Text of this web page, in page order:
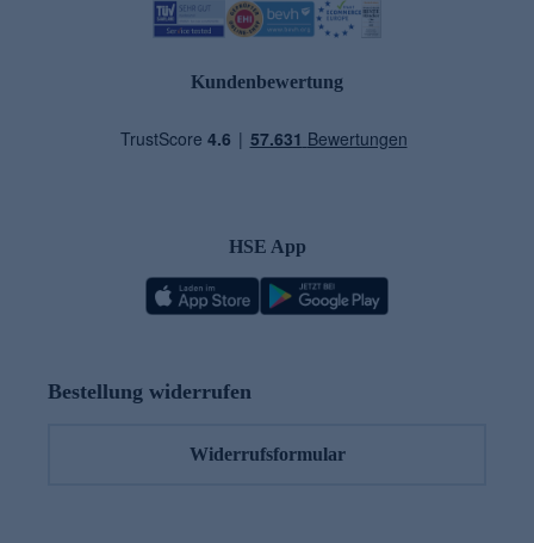
Kundenbewertung
HSE App
Bestellung widerrufen
Widerrufsformular